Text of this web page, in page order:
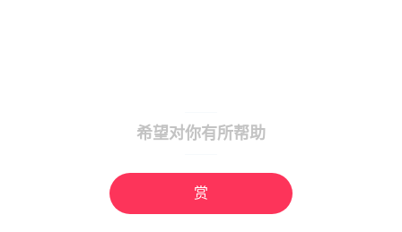
希望对你有所帮助
赏